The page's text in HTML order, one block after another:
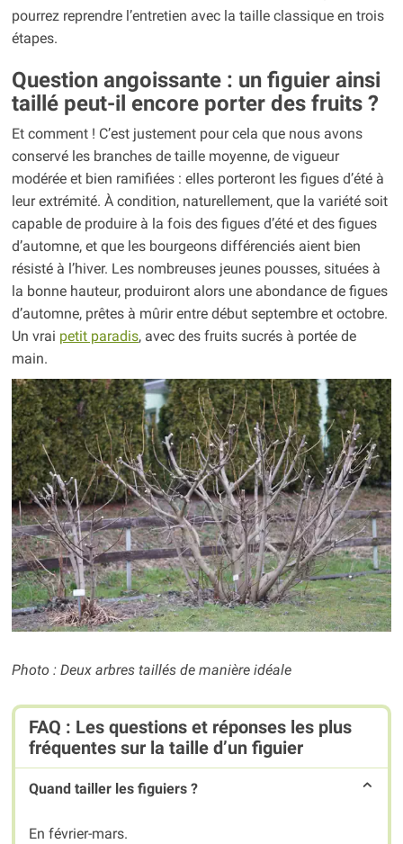
pourrez reprendre l’entretien avec la taille classique en trois
étapes.
Question angoissante : un figuier ainsi
taillé peut-il encore porter des fruits ?
Et comment ! C’est justement pour cela que nous avons
conservé les branches de taille moyenne, de vigueur
modérée et bien ramifiées : elles porteront les figues d’été à
leur extrémité. À condition, naturellement, que la variété soit
capable de produire à la fois des figues d’été et des figues
d’automne, et que les bourgeons différenciés aient bien
résisté à l’hiver. Les nombreuses jeunes pousses, situées à
la bonne hauteur, produiront alors une abondance de figues
d’automne, prêtes à mûrir entre début septembre et octobre.
Un vrai petit paradis, avec des fruits sucrés à portée de
main.
Photo : Deux arbres taillés de manière idéale
FAQ : Les questions et réponses les plus
fréquentes sur la taille d’un figuier
Quand tailler les figuiers ?
En février-mars.